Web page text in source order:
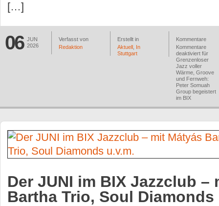
[…]
06 JUN
2026
Verfasst von
Redaktion
Erstellt in
Aktuell In
Stuttgart
Kommentare
Kommentare
deaktiviert für
Grenzenloser
Jazz voller
Wärme, Groove
und Fernweh:
Peter Somuah
Group begeistert
im BIX
Der JUNI im BIX Jazzclub –
Bartha Trio, Soul Diamonds